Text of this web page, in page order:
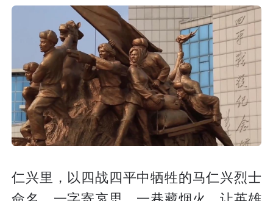
仁兴里，以四战四平中牺牲的马仁兴烈士